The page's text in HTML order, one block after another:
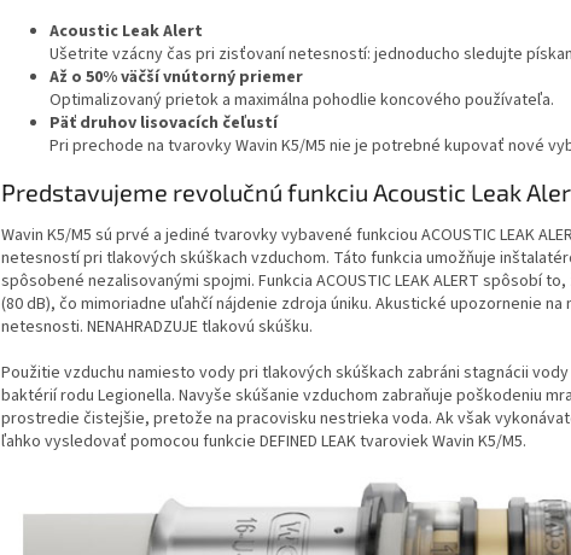
Acoustic Leak Alert
Ušetrite vzácny čas pri zisťovaní netesností: jednoducho sledujte
Až o 50% väčší vnútorný priemer
Optimalizovaný prietok a maximálna pohodlie koncového používateľa.
Päť druhov lisovacích čeľustí
Pri prechode na tvarovky Wavin K5/M5 nie je potrebné kupovať nové
Predstavujeme revolučnú funkciu Acoustic Leak
Wavin K5/M5 sú prvé a jediné tvarovky vybavené funkciou ACOUSTIC LEAK
netesností pri tlakových skúškach vzduchom. Táto funkcia umožňuje
spôsobené nezalisovanými spojmi. Funkcia ACOUSTIC LEAK ALERT spôsobí
(80 dB), čo mimoriadne uľahčí nájdenie zdroja úniku. Akustické upozornenie
netesnosti. NENAHRADZUJE tlakovú skúšku.
Použitie vzduchu namiesto vody pri tlakových skúškach zabráni stagnácii
baktérií rodu Legionella. Navyše skúšanie vzduchom zabraňuje poškodeniu
prostredie čistejšie, pretože na pracovisku nestrieka voda. Ak však
ľahko vysledovať pomocou funkcie DEFINED LEAK tvaroviek Wavin K5/M5.